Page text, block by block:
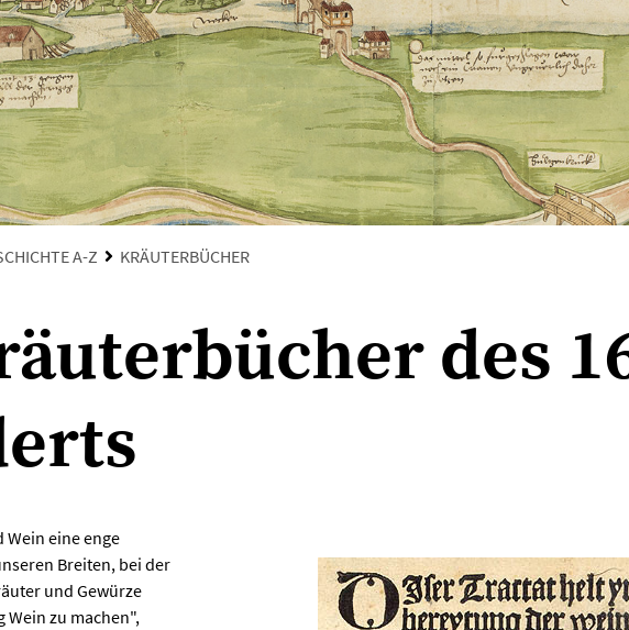
A-Z KRÄUTERBÜCHER
des
eine enge
Breiten, bei der
und Gewürze
zu machen",